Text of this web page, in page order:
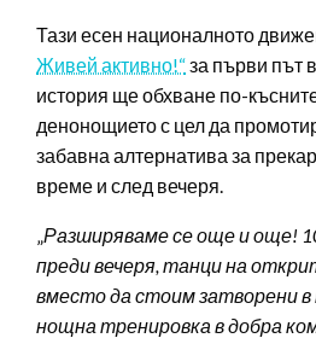
Тази есен националното
Живей активно!“за първи път
история ще обхване по-
денонощието с цел да
забавна алтернатива за
време и след вечеря.
Разширяваме се още и още!
преди вечеря, танци на
вместо да стоим затворени
нощна тренировка в добра